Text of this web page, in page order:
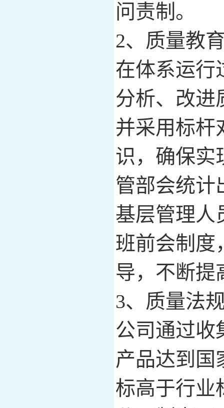
问责制。
2、质量教
在体系运行
分析、改进
并采用标杆
识，确保实
管部会统计
基层管理人
班前会制度
导，不断提
3、质量法
公司通过收
产品达到国
标高于行业